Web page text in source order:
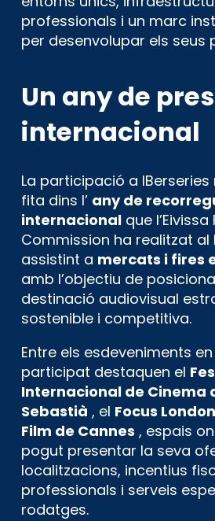
professionals i un marc
per desenvolupar els seus
Un any de
internacional
La participació a
fita dins l’ any de
internacional que l’Eivissa
Commission ha realitzat al
assistint a mercats i fires
amb l’objectiu de
destinació audiovisual
sostenible i competitiva.
Entre els esdeveniments
participat destaquen el
Internacional de Cinema
Sebastià , el Focus London
Film de Cannes , espais
pogut presentar la seva
localitzacions, incentius
professionals i serveis
rodatges.